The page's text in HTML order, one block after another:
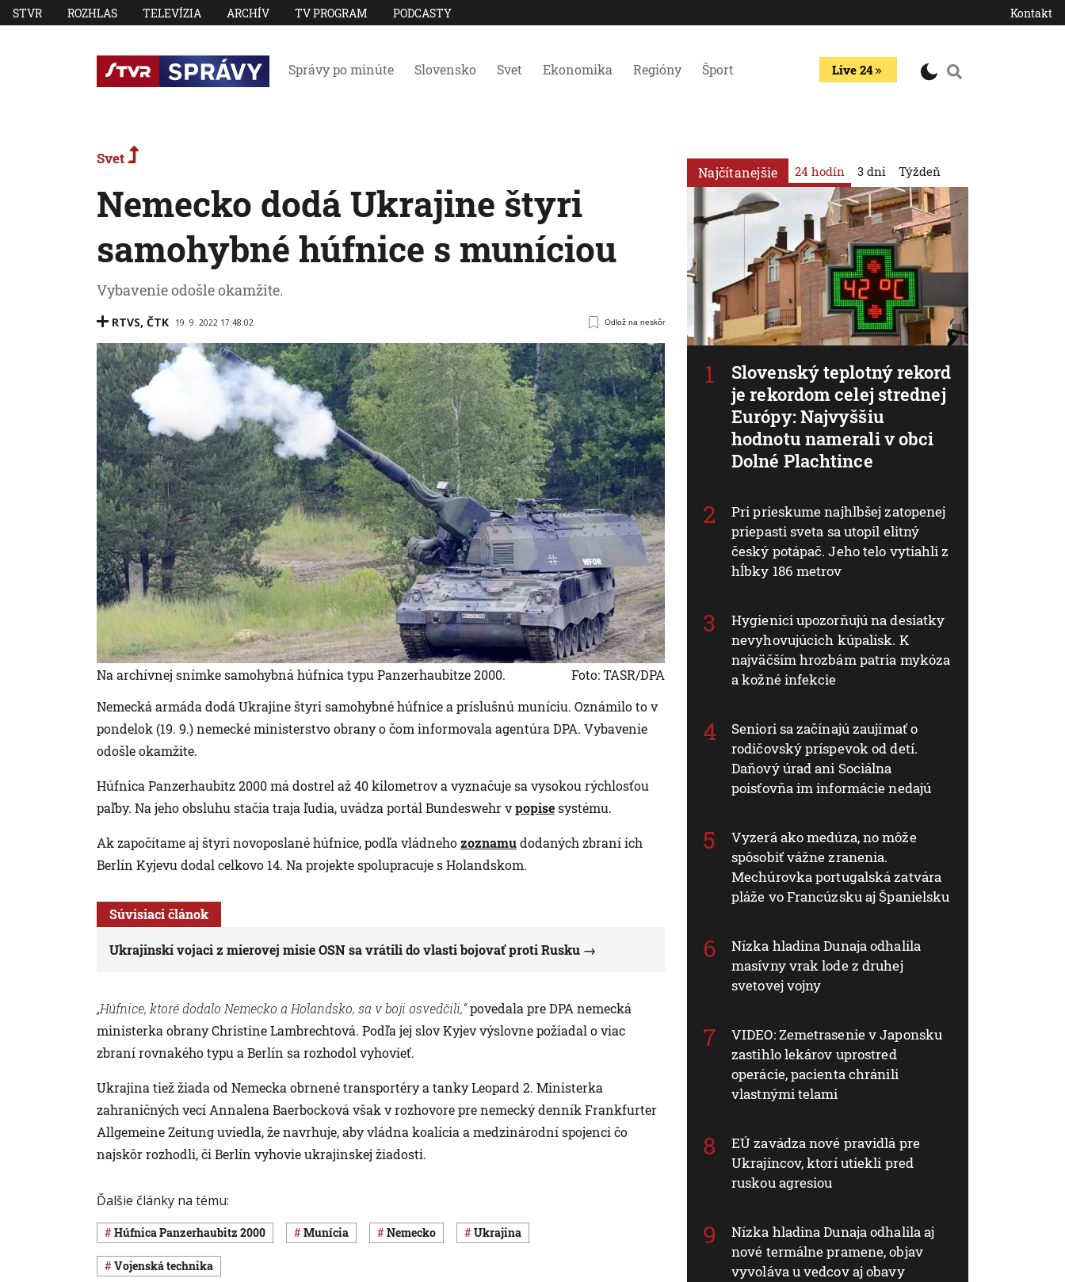
STVR ROZHLAS TELEVÍZIA ARCHÍV TV PROGRAM PODCASTY Kontakt
Správy po minúte Slovensko Svet Ekonomika Regióny Šport Live 24
Svet
Nemecko dodá Ukrajine štyri
samohybné húfnice s muníciou
Vybavenie odošle okamžite.
RTVS, ČTK 19. 9. 2022 17:48:02 Odlož na neskôr
Na archívnej snímke samohybná húfnica typu Panzerhaubitze 2000.
Foto: TASR/DPA
Nemecká armáda dodá Ukrajine štyri samohybné húfnice a príslušnú muníciu. Oznámilo to v
pondelok (19. 9.) nemecké ministerstvo obrany o čom informovala agentúra DPA. Vybavenie
odošle okamžite.
Húfnica Panzerhaubitz 2000 má dostrel až 40 kilometrov a vyznačuje sa vysokou rýchlosťou
paľby. Na jeho obsluhu stačia traja ľudia, uvádza portál Bundeswehr vpopisesystému.
Ak započítame aj štyri novoposlané húfnice, podľa vládnehozoznamudodaných zbraní ich
Berlín Kyjevu dodal celkovo 14. Na projekte spolupracuje s Holandskom.
Súvisiaci článok
Ukrajinskí vojaci z mierovej misie OSN sa vrátili do vlasti bojovať proti Rusku
„Húfnice, ktoré dodalo Nemecko a Holandsko, sa v boji osvedčili,“povedala pre DPA nemecká
ministerka obrany Christine Lambrechtová. Podľa jej slov Kyjev výslovne požiadal o viac
zbraní rovnakého typu a Berlín sa rozhodol vyhovieť.
Ukrajina tiež žiada od Nemecka obrnené transportéry a tanky Leopard 2. Ministerka
zahraničných vecí Annalena Baerbocková však v rozhovore pre nemecký denník Frankfurter
Allgemeine Zeitung uviedla, že navrhuje, aby vládna koalícia a medzinárodní spojenci čo
najskôr rozhodli, či Berlín vyhovie ukrajinskej žiadosti.
Ďalšie články na tému:
húfnica Panzerhaubitz 2000 munícia Nemecko Ukrajina
vojenská technika
Najčítanejšie 24 hodín
Slovenský teplotný rekord
je rekordom celej strednej
Európy: Najvyššiu
hodnotu namerali v obci
Dolné Plachtince
Pri prieskume najhlbšej zatopenej
priepasti sveta sa utopil elitný
český potápač. Jeho telo vytiahli z
hĺbky 186 metrov
Hygienici upozorňujú na desiatky
nevyhovujúcich kúpalísk. K
najväčším hrozbám patria mykóza
a kožné infekcie
Seniori sa začínajú zaujímať o
rodičovský príspevok od detí.
Daňový úrad ani Sociálna
poisťovňa im informácie nedajú
Vyzerá ako medúza, no môže
spôsobiť vážne zranenia.
Mechúrovka portugalská zatvára
pláže vo Francúzsku aj Španielsku
Nízka hladina Dunaja odhalila
masívny vrak lode z druhej
svetovej vojny
VIDEO: Zemetrasenie v Japonsku
zastihlo lekárov uprostred
operácie, pacienta chránili
vlastnými telami
EÚ zavádza nové pravidlá pre
Ukrajincov, ktorí utiekli pred
ruskou agresiou
Nízka hladina Dunaja odhalila aj
nové termálne pramene, objav
vyvoláva u vedcov aj obavy
3 dni Týždeň